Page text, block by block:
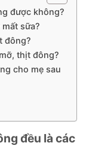
được không?
sữa?
đông?
thịt đông?
cho mẹ sau
đều là các